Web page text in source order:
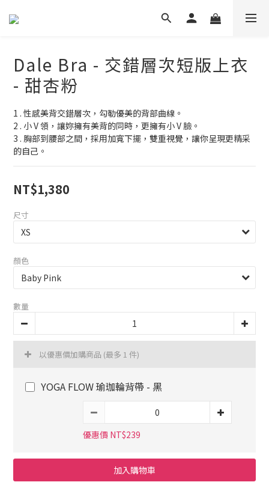
Dale Bra - 交錯層次短版上衣
- 甜杏粉
1 . 性感美背交錯層次，勾勒優美的背部曲線。
2 . 小 V 領，讓妳擁有美背的同時，更擁有小 V 臉。
3 . 胸部到腰部之間，採用加寬下擺，雙重視覺，讓你呈現更精采
的自己。
NT$1,380
尺寸
顏色
數量
以優惠價加購商品 (最多 1 件)
YOGA FLOW 瑜珈輪背帶 - 黑
優惠價 NT$239
加入購物車